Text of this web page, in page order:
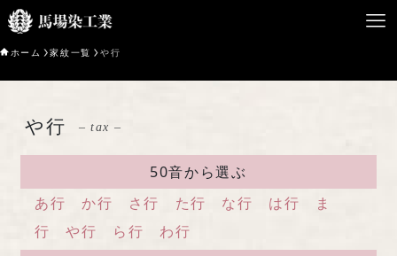
馬場染工業について
Service
企業案内
ホーム 家紋一覧 や行
や行 – tax –
50音から選ぶ
あ行
か行 さ行 た行 な行 は行
ま
行
や行 ら行
わ行